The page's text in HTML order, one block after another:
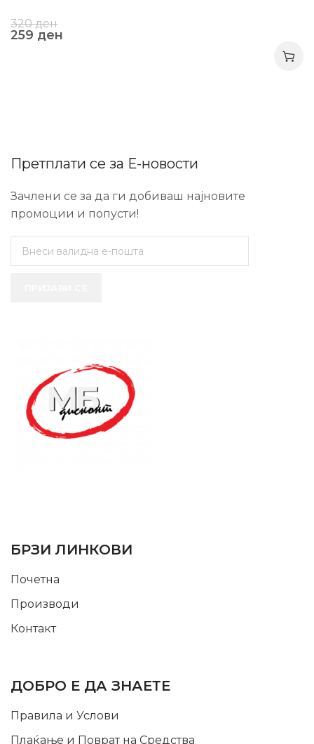
320ден
259 ден
Претплати се за Е-новости
Зачлени се за да ги добиваш најновите
промоции и попусти!
БРЗИ ЛИНКОВИ
Почетна
Производи
Контакт
ДОБРО Е ДА ЗНАЕТЕ
Правила и Услови
Плаќање и Поврат на Средства